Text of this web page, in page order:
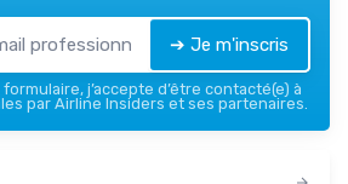
➔ Je m'inscris
j’accepte d’être contacté(e) à
par Airline Insiders et ses partenaires.